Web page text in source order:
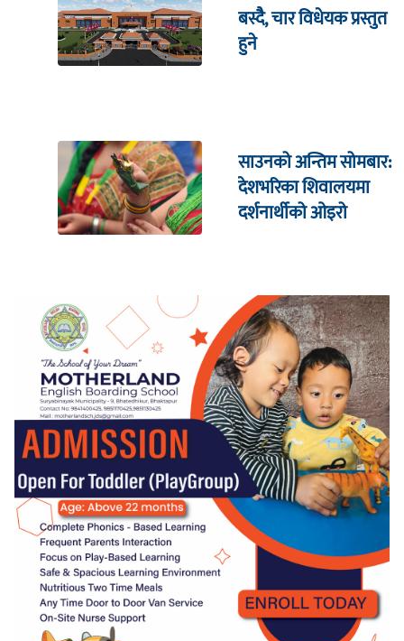
बस्दैै, चार विधेयक प्रस्तुत
हुने
साउनको अन्तिम सोमबार:
देशभरिका शिवालयमा
दर्शनार्थीको ओइरो